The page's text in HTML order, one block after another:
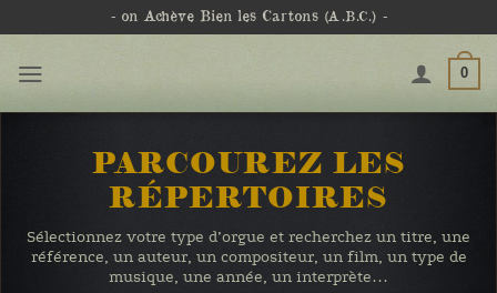
- on Achève Bien les Cartons (A.B.C.) -
0
PARCOUREZ LES
RÉPERTOIRES
Sélectionnez votre type d’orgue et recherchez un titre, une
référence, un auteur, un compositeur, un film, un type de
musique, une année, un interprète…